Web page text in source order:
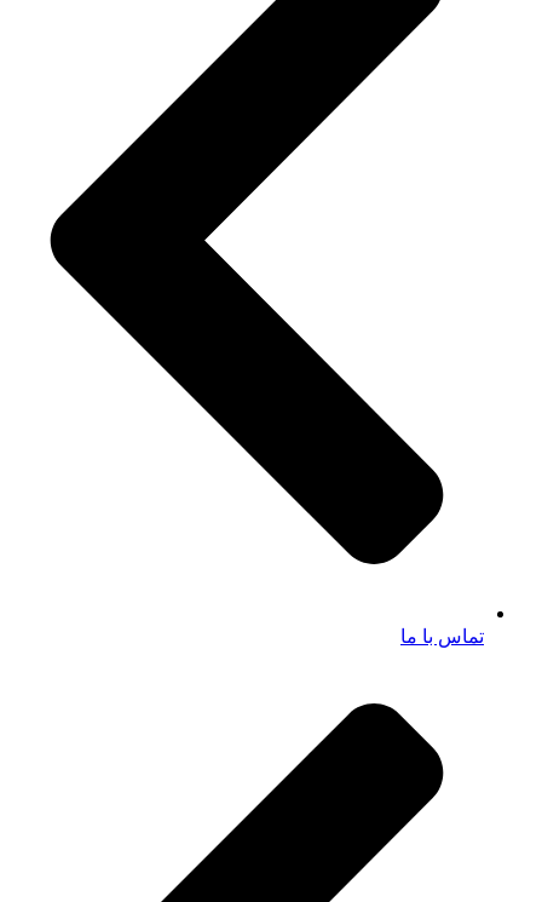
تماس با ما